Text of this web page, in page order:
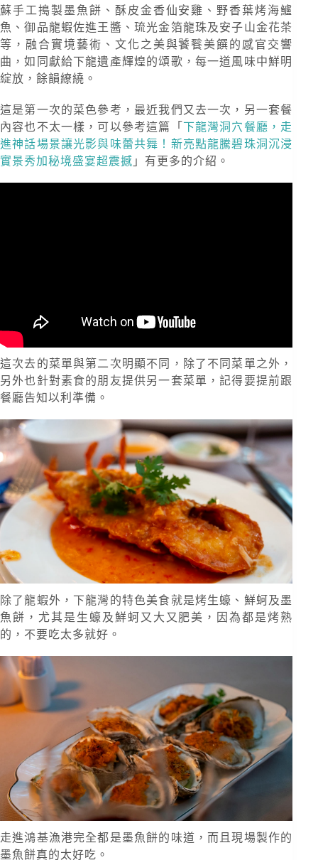
蘇手工搗製墨魚餅、酥皮金香仙安雞、野香葉烤海鱸
魚、御品龍蝦佐進王醬、琉光金箔龍珠及安子山金花茶
等，融合實境藝術、文化之美與饕餮美饌的感官交響
曲，如同獻給下龍遺產輝煌的頌歌，每一道風味中鮮明
綻放，餘韻繚繞。
這是第一次的菜色參考，最近我們又去一次，另一套餐
內容也不太一樣，可以參考這篇「 下龍灣洞穴餐廳，走
進神話場景讓光影與味蕾共舞！新亮點龍騰碧珠洞沉浸
實景秀加秘境盛宴超震撼 」有更多的介紹。
這次去的菜單與第二次明顯不同，除了不同菜單之外，
另外也針對素食的朋友提供另一套菜單，記得要提前跟
餐廳告知以利準備。
除了龍蝦外，下龍灣的特色美食就是烤生蠔、鮮蚵及墨
魚餅，尤其是生蠔及鮮蚵又大又肥美，因為都是烤熟
的，不要吃太多就好。
走進鴻基漁港完全都是墨魚餅的味道，而且現場製作的
墨魚餅真的太好吃。